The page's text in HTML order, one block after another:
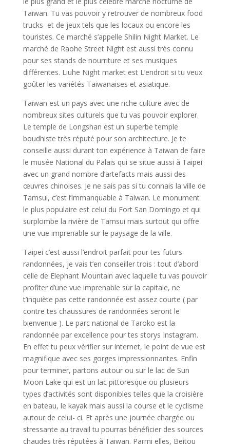
Taiwan. Tu vas pouvoir y retrouver de nombreux food
trucks et de jeux tels que les locaux ou encore les
touristes. Ce marché s’appelle Shilin Night Market. Le
marché de Raohe Street Night est aussi très connu
pour ses stands de nourriture et ses musiques
différentes. Liuhe Night market est L’endroit si tu veux
goûter les variétés Taiwanaises et asiatique.
Taiwan est un pays avec une riche culture avec de
nombreux sites culturels que tu vas pouvoir explorer.
Le temple de Longshan est un superbe temple
boudhiste très réputé pour son architecture. Je te
conseille aussi durant ton expérience à Taiwan de faire
le musée National du Palais qui se situe aussi à Taipei
avec un grand nombre d’artefacts mais aussi des
œuvres chinoises. Je ne sais pas si tu connais la ville de
Tamsui, c’est l’immanquable à Taiwan. Le monument
le plus populaire est celui du Fort San Domingo et qui
surplombe la rivière de Tamsui mais surtout qui offre
une vue imprenable sur le paysage de la ville.
Taipei c’est aussi l’endroit parfait pour tes futurs
randonnées, je vais t’en conseiller trois : tout d’abord
celle de Elephant Mountain avec laquelle tu vas pouvoir
profiter d’une vue imprenable sur la capitale, ne
t’inquiète pas cette randonnée est assez courte ( par
contre tes chaussures de randonnées seront le
bienvenue ). Le parc national de Taroko est la
randonnée par excellence pour tes storys Instagram.
En effet tu peux vérifier sur internet, le point de vue est
magnifique avec ses gorges impressionnantes. Enfin
pour terminer, partons autour ou sur le lac de Sun
Moon Lake qui est un lac pittoresque ou plusieurs
types d’activités sont disponibles telles que la croisière
en bateau, le kayak mais aussi la course et le cyclisme
autour de celui- ci. Et après une journée chargée ou
stressante au travail tu pourras bénéficier des sources
chaudes très réputées à Taiwan. Parmi elles, Beitou